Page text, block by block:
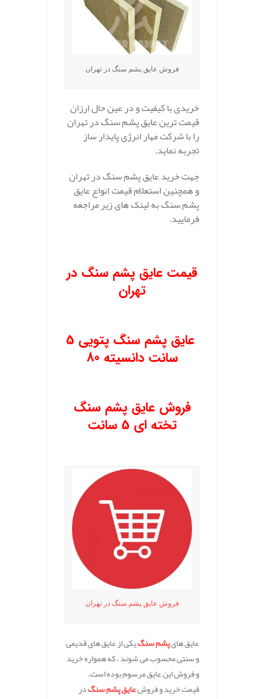
فروش عایق پشم سنگ در تهران
خریدی با کیفیت و در عین حال ارزان
قیمت ترین عایق پشم سنگ در تهران
را با شرکت مهار انرژی پایدار ساز
تجربه نماید.
جهت خرید عایق پشم سنگ در تهران
و همچنین استعلام قیمت انواع عایق
پشم سنگ به لینک های زیر مراجعه
فرمایید.
قیمت عایق پشم سنگ در
تهران
عایق پشم سنگ پتویی 5
سانت دانسیته 80
فروش عایق پشم سنگ
تخته ای 5 سانت
فروش عایق پشم سنگ در تهران
عایق هایپشم سنگیکی از عایق های قدیمی
و سنتی محسوب می شوند ، که همواره خرید
و فروش این عایق مرسوم بوده است.
قیمت خرید و فروشعایق پشم سنگدر